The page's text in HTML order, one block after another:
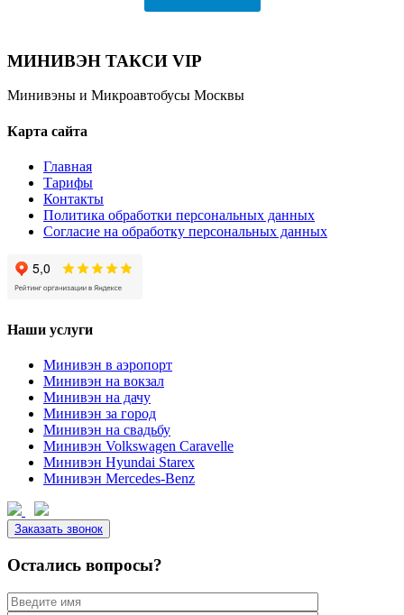
МИНИВЭН ТАКСИ VIP
Минивэны и Микроавтобусы Москвы
Карта сайта
Главная
Тарифы
Контакты
Политика обработки персональных данных
Согласие на обработку персональных данных
Наши услуги
Минивэн в аэропорт
Минивэн на вокзал
Минивэн на дачу
Минивэн за город
Минивэн на свадьбу
Минивэн Volkswagen Caravelle
Минивэн Hyundai Starex
Минивэн Mercedes-Benz
Заказать звонок
Остались вопросы?